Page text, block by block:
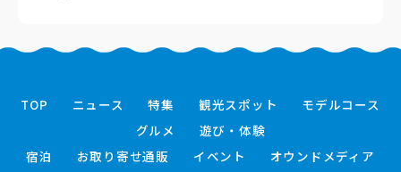
TOP ニュース 特集 観光スポット
モデルコース
グルメ
遊び・体験
宿泊
お取り寄せ通販 イベント
オウンドメディア